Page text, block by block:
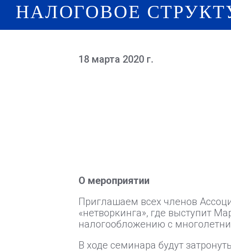
НАЛОГОВОЕ
18 марта 2020 г.
О мероприятии
Приглашаем всех членов
«нетворкинга», где выступит
налогообложению с
В ходе семинара будут